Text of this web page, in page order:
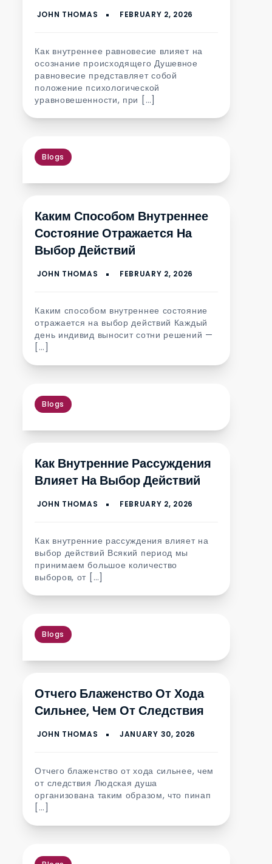
Как внутреннее равновесие влияет на
осознание происходящего Душевное
равновесие представляет собой
положение психологической
уравновешенности, при […]
Blogs
Каким Способом Внутреннее
Состояние Отражается На
Выбор Действий
Каким способом внутреннее состояние
отражается на выбор действий Каждый
день индивид выносит сотни решений —
[…]
Blogs
Как Внутренние Рассуждения
Влияет На Выбор Действий
Как внутренние рассуждения влияет на
выбор действий Всякий период мы
принимаем большое количество
выборов, от […]
Blogs
Отчего Блаженство От Хода
Сильнее, Чем От Следствия
Отчего блаженство от хода сильнее, чем
от следствия Людская душа
организована таким образом, что пинап
[…]